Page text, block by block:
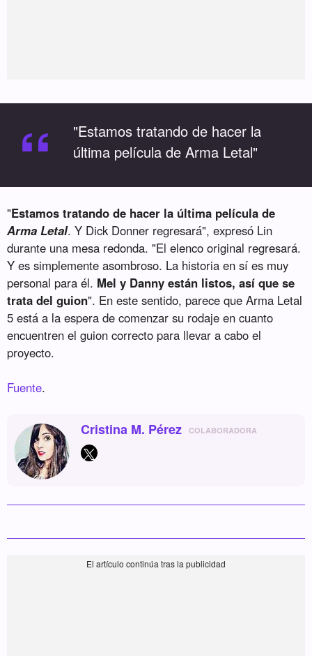
“
"Estamos tratando de hacer la
última película de Arma Letal"
"Estamos tratando de hacer la última película de
Arma Letal. Y Dick Donner regresará", expresó Lin
durante una mesa redonda. "El elenco original regresará.
Y es simplemente asombroso. La historia en sí es muy
personal para él. Mel y Danny están listos, así que se
trata del guion". En este sentido, parece que Arma Letal
5 está a la espera de comenzar su rodaje en cuanto
encuentren el guion correcto para llevar a cabo el
proyecto.
Fuente.
Cristina M. Pérez COLABORADORA